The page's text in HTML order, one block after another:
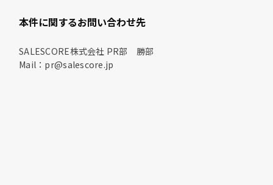
本件に関するお問い合わせ先
SALESCORE株式会社 PR部 勝部
Mail：pr@salescore.jp